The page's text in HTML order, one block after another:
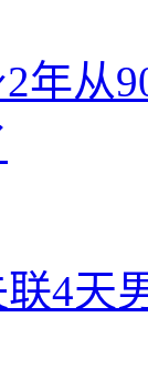
年从
4天